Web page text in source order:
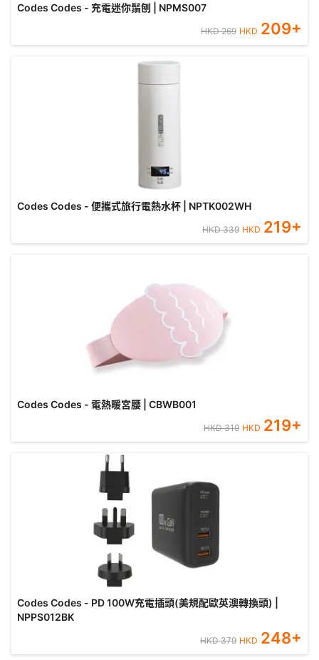
Codes Codes - 充電迷你鬚刨 | NPMS007
HKD269 HKD 209+
Codes Codes - 便攜式旅行電熱水杯 | NPTK002WH
HKD339 HKD 219+
Codes Codes - 電熱暖宮腰 | CBWB001
HKD319 HKD 219+
Codes Codes - PD 100W充電插頭(美規配歐英澳轉換頭) |
NPPS012BK
HKD379 HKD 248+